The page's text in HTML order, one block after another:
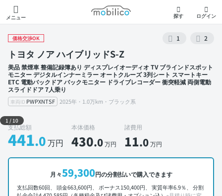
メニュー
モビリコ
探す ログイン
価格交渉OK 1 2
トヨタ ノア ハイブリッドS-Z
美品 禁煙車 整備記録簿あり ディスプレイオーディオ TV ブラインドスポット
モニター デジタルインナーミラー オートクルーズ 3列シート スマートキー
ETC 電動バックドア バックモニター ドライブレコーダー 衝突軽減 両側電動
スライドドア 7人乗り
車両ID PWPXNTSF 2025年・1.0万km・ブラック系
外装 左前
1 /10
支払総額
441.0万円
本体価格
430.0万円
諸費用
11.0万円
月々59,300円の分割払いで購入できます
支払回数60回、 頭金663,600円、 ボーナス150,400円、 実質年率6.9％、 分割